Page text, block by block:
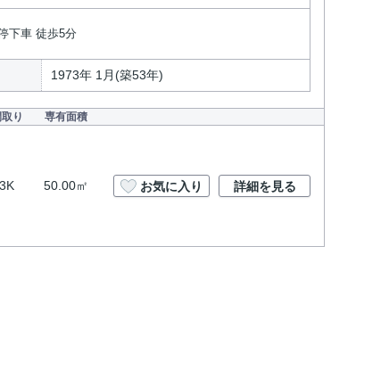
下車 徒歩5分
1973年 1月(築53年)
取り 専有面積
3K 50.00㎡ お気に入り 詳細を見る